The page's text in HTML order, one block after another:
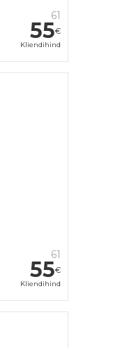
61
55€
Kliendihind
61
55€
Kliendihind